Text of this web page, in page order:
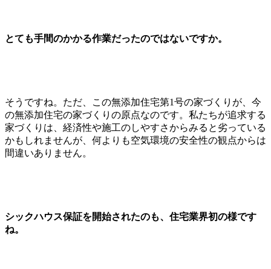
とても手間のかかる作業だったのではないですか。
そうですね。ただ、この無添加住宅第1号の家づくりが、今
の無添加住宅の家づくりの原点なのです。私たちが追求する
家づくりは、経済性や施工のしやすさからみると劣っている
かもしれませんが、何よりも空気環境の安全性の観点からは
間違いありません。
シックハウス保証を開始されたのも、住宅業界初の様です
ね。